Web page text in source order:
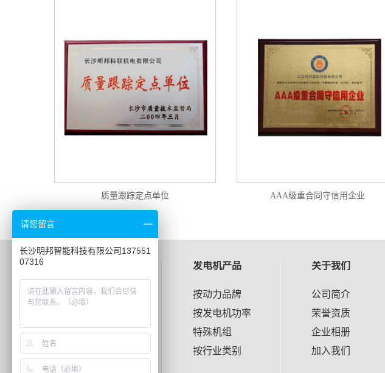
质量跟踪定点单位 AAA级重合同守信用企业
单位·办公
酒店·宾馆
地产·企业
学校·工厂
发电机产品
按动力品牌
按发电机功率
特殊机组
按行业类别
关于我们
公司简介
荣誉资质
企业相册
加入我们
请您留言
长沙明邦智能科技有限公司137551
07316